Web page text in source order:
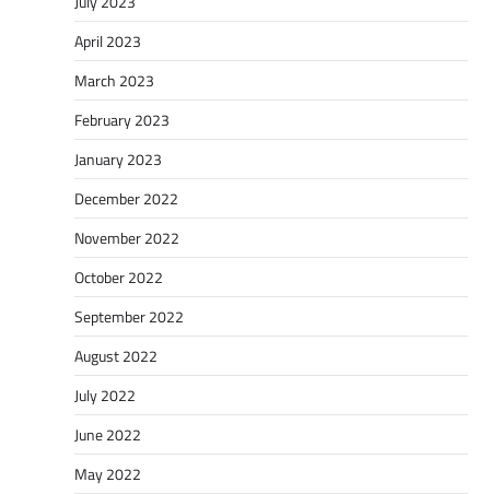
April 2023
March 2023
February 2023
January 2023
December 2022
November 2022
October 2022
September 2022
August 2022
July 2022
June 2022
May 2022